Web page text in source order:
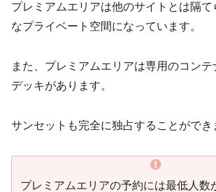
プレミアムエリアは他のサイトとは隔
なプライベート空間になっています。
また、プレミアムエリアは専用のコン
デッキがあります。
サンセットも完全に独占することができ
プレミアムエリアの予約には最低人数